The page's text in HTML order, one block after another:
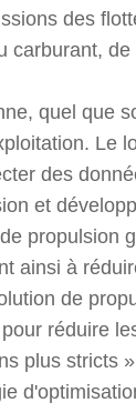
des
carburant,
quel que
Le
des
et
propulsion
ainsi à
de
réduire
plus stricts